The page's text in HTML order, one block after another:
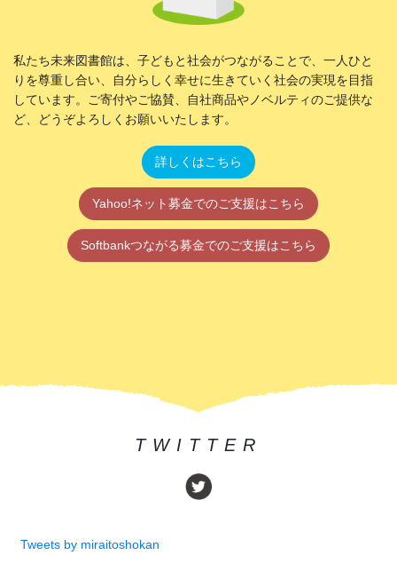
私たち未来図書館は、子どもと社会がつながることで、一人ひと
りを尊重し合い、自分らしく幸せに生きていく社会の実現を目指
しています。ご寄付やご協賛、自社商品やノベルティのご提供な
ど、どうぞよろしくお願いいたします。
詳しくはこちら
Yahoo!ネット募金でのご支援はこちら
Softbankつながる募金でのご支援はこちら
TWITTER
Tweets by miraitoshokan